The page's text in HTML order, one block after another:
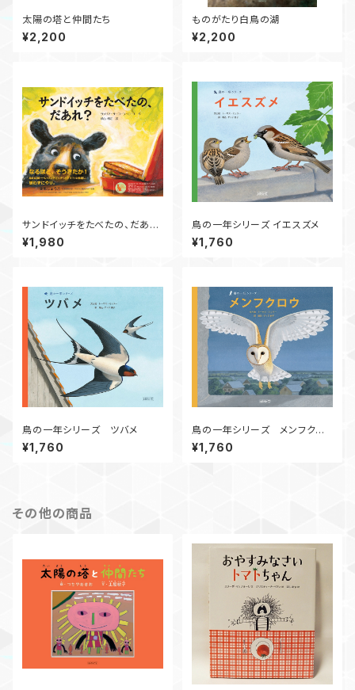
太陽の塔と仲間たち
¥2,200
ものがたり白鳥の湖
¥2,200
サンドイッチをたべたの、だあ
れ？
¥1,980
鳥の一年シリーズ イエスズメ
¥1,760
鳥の一年シリーズ ツバメ
¥1,760
鳥の一年シリーズ メンフクロ
ウ
¥1,760
その他の商品